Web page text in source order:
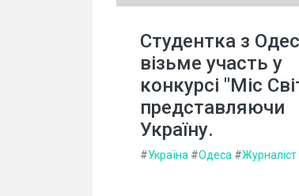
Студентка з
візьме участь у
конкурсі "Міс
представляючи
Україну.
#Україна #Одеса #Журналіст